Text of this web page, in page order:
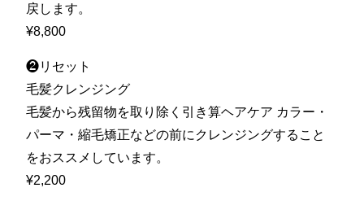
戻します。
¥8,800
❷リセット
毛髪クレンジング
毛髪から残留物を取り除く引き算ヘアケア カラー・
パーマ・縮毛矯正などの前にクレンジングすること
をおススメしています。
¥2,200